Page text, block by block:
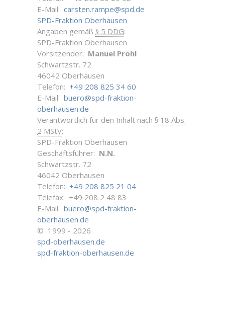
E-Mail: carsten.rampe@spd.de
SPD-Fraktion Oberhausen
Angaben gemäß § 5 DDG:
SPD-Fraktion Oberhausen
Vorsitzender: Manuel Prohl
Schwartzstr. 72
46042 Oberhausen
Telefon: +49 208 825 34 60
E-Mail: buero@spd-fraktion-
oberhausen.de
Verantwortlich für den Inhalt nach § 18 Abs.
2 MStV:
SPD-Fraktion Oberhausen
Geschäftsführer: N.N.
Schwartzstr. 72
46042 Oberhausen
Telefon: +49 208 825 21 04
Telefax: +49 208 2 48 83
E-Mail: buero@spd-fraktion-
oberhausen.de
© 1999 - 2026
spd-oberhausen.de
spd-fraktion-oberhausen.de